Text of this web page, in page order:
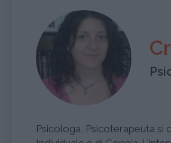
Psicologa, Psicoterapeuta si